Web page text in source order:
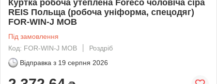
Куртка робоча утеплена Foreco чоловіча сіра
REIS Польща (робоча уніформа, спецодяг)
FOR-WIN-J MOB
Під замовлення
Код: FOR-WIN-J MOB
Роздріб
Відправка з 19 серпня 2026